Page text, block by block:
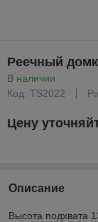
Реечный
В наличии
Код: TS2022
Цену
Описание
Высота подхвата